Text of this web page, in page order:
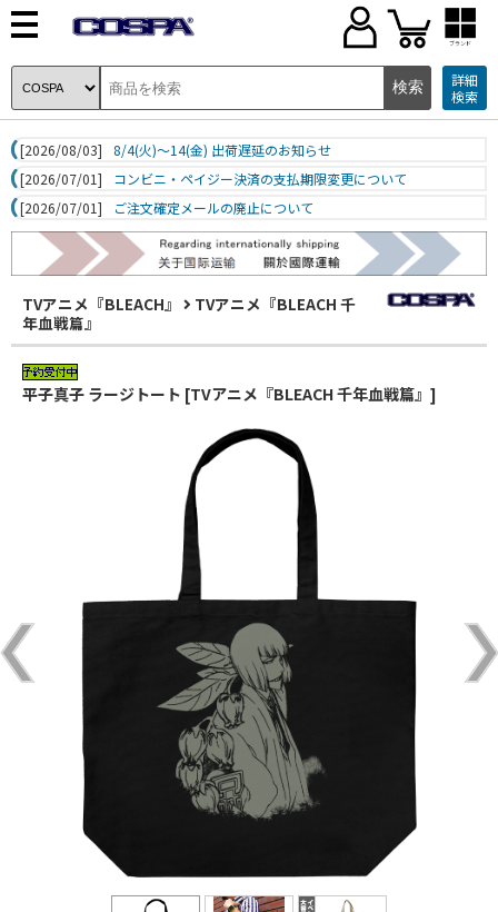
ブランド
詳細
検索
[2026/08/03]
8/4(火)～14(金) 出荷遅延のお知らせ
[2026/07/01]
コンビニ・ペイジー決済の支払期限変更について
[2026/07/01]
ご注文確定メールの廃止について
TVアニメ『BLEACH』
TVアニメ『BLEACH 千
年血戦篇』
平子真子 ラージトート [TVアニメ『BLEACH 千年血戦篇』]